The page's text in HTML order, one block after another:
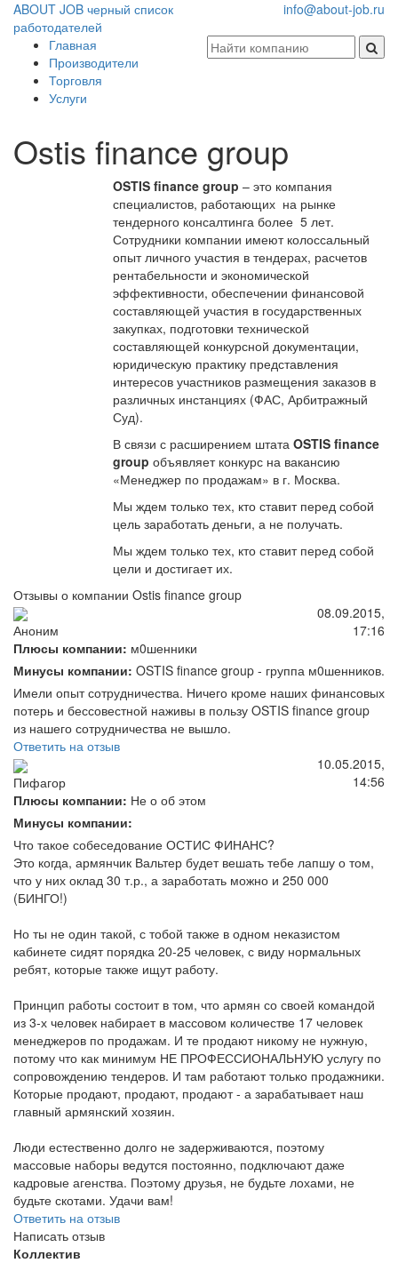
ABOUT JOB черный список
работодателей
info@about-job.ru
Главная
Производители
Торговля
Услуги
Ostis finance group
OSTIS finance group – это компания
специалистов, работающих на рынке
тендерного консалтинга более 5 лет.
Сотрудники компании имеют колоссальный
опыт личного участия в тендерах, расчетов
рентабельности и экономической
эффективности, обеспечении финансовой
составляющей участия в государственных
закупках, подготовки технической
составляющей конкурсной документации,
юридическую практику представления
интересов участников размещения заказов в
различных инстанциях (ФАС, Арбитражный
Суд).
В связи с расширением штата OSTIS finance
group объявляет конкурс на вакансию
«Менеджер по продажам» в г. Москва.
Мы ждем только тех, кто ставит перед собой
цель заработать деньги, а не получать.
Мы ждем только тех, кто ставит перед собой
цели и достигает их.
Отзывы о компании Ostis finance group
Аноним
08.09.2015,
17:16
Плюсы компании: м0шенники
Минусы компании: OSTIS finance group - группа м0шенников.
Имели опыт сотрудничества. Ничего кроме наших финансовых
потерь и бессовестной наживы в пользу OSTIS finance group
из нашего сотрудничества не вышло.
Ответить на отзыв
Пифагор
10.05.2015,
14:56
Плюсы компании: Не о об этом
Минусы компании:
Что такое собеседование ОСТИС ФИНАНС?
Это когда, армянчик Вальтер будет вешать тебе лапшу о том,
что у них оклад 30 т.р., а заработать можно и 250 000
(БИНГО!)
Но ты не один такой, с тобой также в одном неказистом
кабинете сидят порядка 20-25 человек, с виду нормальных
ребят, которые также ищут работу.
Принцип работы состоит в том, что армян со своей командой
из 3-х человек набирает в массовом количестве 17 человек
менеджеров по продажам. И те продают никому не нужную,
потому что как минимум НЕ ПРОФЕССИОНАЛЬНУЮ услугу по
сопровождению тендеров. И там работают только продажники.
Которые продают, продают, продают - а зарабатывает наш
главный армянский хозяин.
Люди естественно долго не задерживаются, поэтому
массовые наборы ведутся постоянно, подключают даже
кадровые агенства. Поэтому друзья, не будьте лохами, не
будьте скотами. Удачи вам!
Ответить на отзыв
Написать отзыв
Коллектив